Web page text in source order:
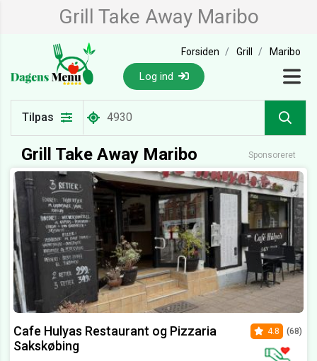
Grill Take Away Maribo
Forsiden Grill Maribo
Log ind
Tilpas
Grill Take Away Maribo Sponsoreret
Cafe Hulyas Restaurant og Pizzaria
Sakskøbing
4.8 (68)